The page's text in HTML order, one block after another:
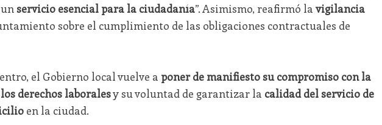
servicio esencial para la ciudadanía”. Asimismo, reafirmó la vigilancia
sobre el cumplimiento de las obligaciones contractuales de
el Gobierno local vuelve a poner de manifiesto su compromiso con la
derechos laboralesy su voluntad de garantizar la calidad del servicio de
en la ciudad.